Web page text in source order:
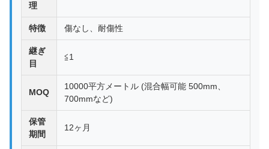
理
特徴 傷なし、耐傷性
継ぎ
目
≦1
MOQ
10000平方メートル (混合幅可能 500mm、
700mmなど)
保管
期間
12ヶ月